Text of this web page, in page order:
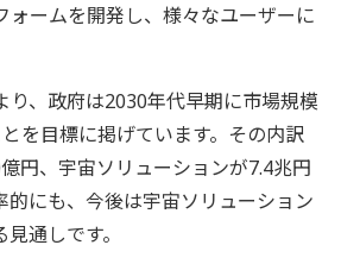
ォームを開発し、様々なユーザーに
り、政府は2030年代早期に市場規模
を目標に掲げています。その内訳
円、宇宙ソリューションが7.4兆円
的にも、今後は宇宙ソリューション
通しです。